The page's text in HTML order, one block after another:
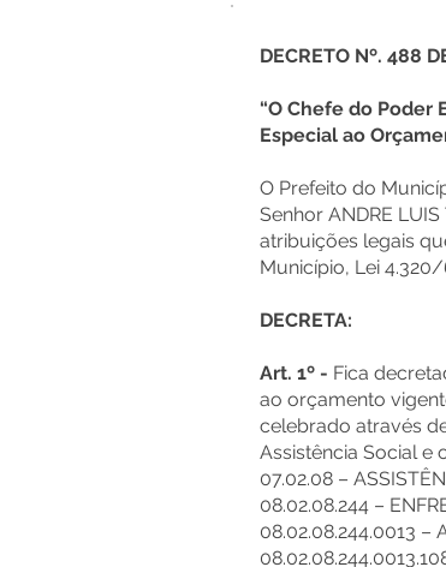
DECRETO Nº. 488
“O Chefe do
Especial ao
O Prefeito do
Senhor ANDRE
atribuições legais
Município, Lei
DECRETA:
Art. 1º - Fica
ao orçamento
celebrado através
Assistência Social e
07.02.08 –
08.02.08.244 –
08.02.08.244.0013 –